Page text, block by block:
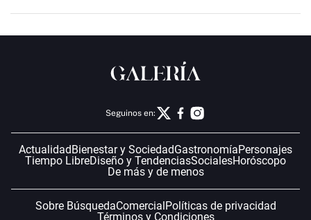
Seguinos en:
Actualidad Bienestar y SociedadGastronomíaPersonajes
Tiempo LibreDiseño y TendenciasSocialesHoróscopo
De más y de menos
Sobre BúsquedaComercial Políticas de privacidad
Términos y Condiciones